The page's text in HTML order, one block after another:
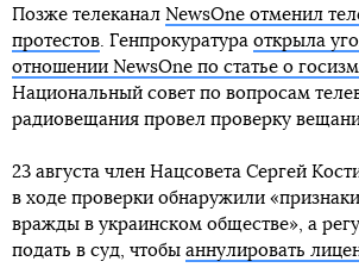
Позже телеканал NewsOne отменил
протестов. Генпрокуратура открыла
отношении NewsOne по статье о
Национальный совет по вопросам
радиовещания провел проверку
23 августа член Нацсовета Сергей
в ходе проверки обнаружили
вражды в украинском обществе», а
подать в суд, чтобы аннулировать